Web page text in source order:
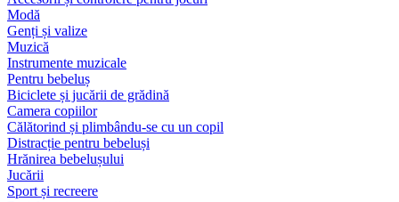
Modă
Genți și valize
Muzică
Instrumente muzicale
Pentru bebeluș
Biciclete și jucării de grădină
Camera copiilor
Călătorind și plimbându-se cu un copil
Distracție pentru bebeluși
Hrănirea bebelușului
Jucării
Sport și recreere